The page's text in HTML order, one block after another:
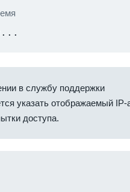
в службу поддержки
указать отображаемый IP-
доступа.